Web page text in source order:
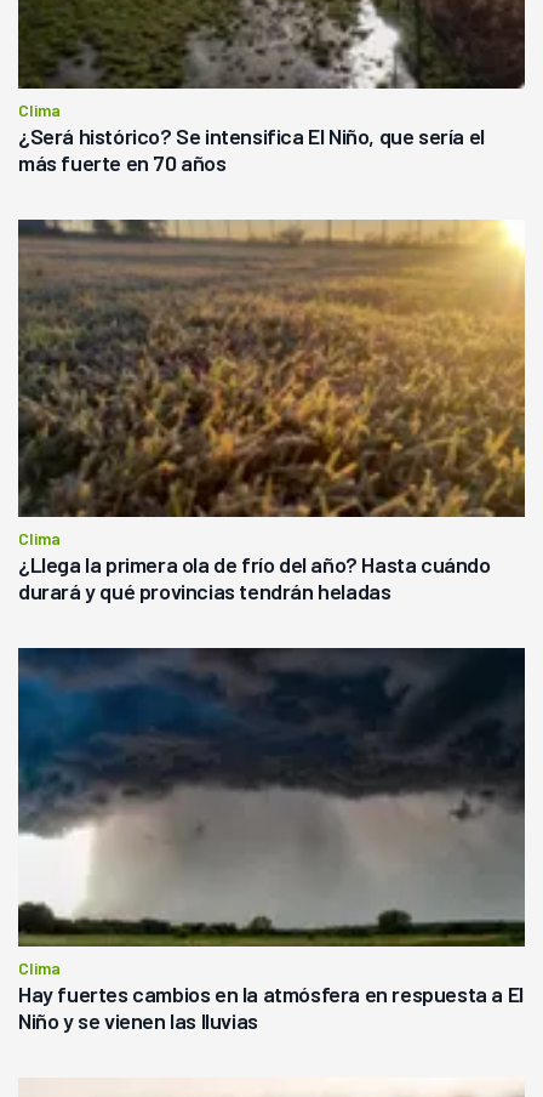
Clima
¿Será histórico? Se intensifica El Niño, que sería el
más fuerte en 70 años
Clima
¿Llega la primera ola de frío del año? Hasta cuándo
durará y qué provincias tendrán heladas
Clima
Hay fuertes cambios en la atmósfera en respuesta a El
Niño y se vienen las lluvias